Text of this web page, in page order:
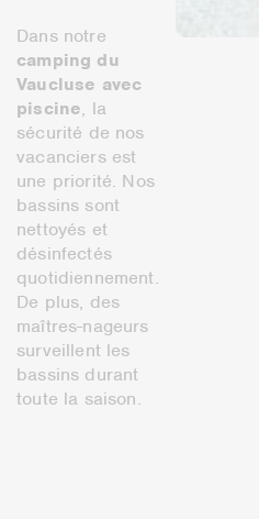
Dans notre
camping du
Vaucluse avec
piscine, la
sécurité de nos
vacanciers est
une priorité. Nos
bassins sont
nettoyés et
désinfectés
quotidiennement.
De plus, des
maîtres-nageurs
surveillent les
bassins durant
toute la saison.